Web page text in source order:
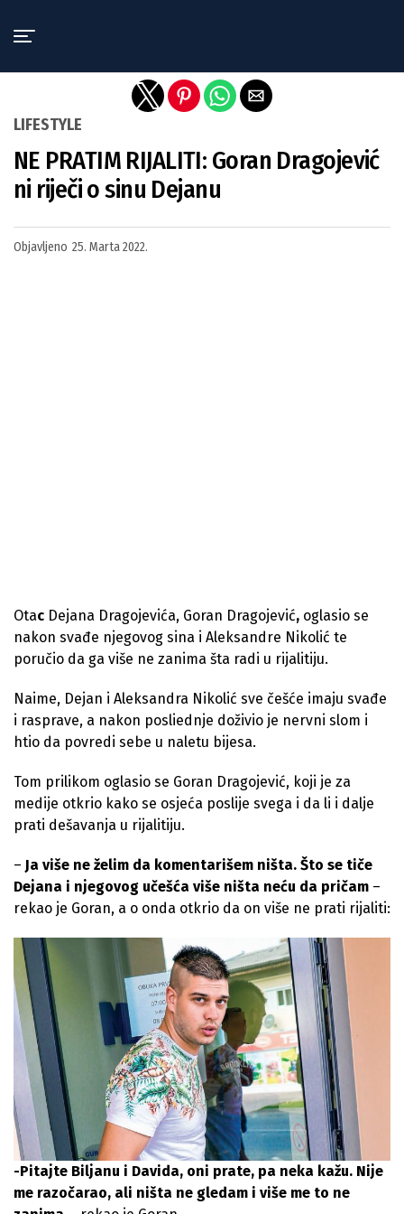
LIFESTYLE
NE PRATIM RIJALITI: Goran Dragojević
ni riječi o sinu Dejanu
Objavljeno 25. Marta 2022.
Otac Dejana Dragojevića, Goran Dragojević, oglasio se
nakon svađe njegovog sina i Aleksandre Nikolić te
poručio da ga više ne zanima šta radi u rijalitiju.
Naime, Dejan i Aleksandra Nikolić sve češće imaju svađe
i rasprave, a nakon posliednje doživio je nervni slom i
htio da povredi sebe u naletu bijesa.
Tom prilikom oglasio se Goran Dragojević, koji je za
medije otkrio kako se osjeća poslije svega i da li i dalje
prati dešavanja u rijalitiju.
– Ja više ne želim da komentarišem ništa. Što se tiče
Dejana i njegovog učešća više ništa neću da pričam –
rekao je Goran, a o onda otkrio da on više ne prati rijaliti:
-Pitajte Biljanu i Davida, oni prate, pa neka kažu. Nije
me razočarao, ali ništa ne gledam i više me to ne